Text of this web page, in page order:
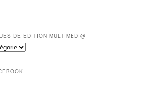
DE EDITION MULTIMÉDI@